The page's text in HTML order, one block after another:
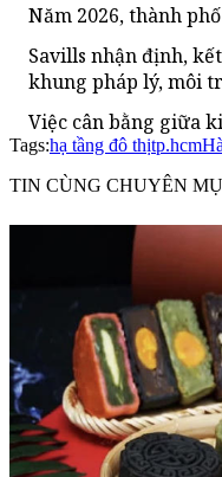
Năm 2026, thành
Savills nhận định,
khung pháp lý, môi
Việc cân bằng giữa
Tags:hạ tầng đô thịtp.hcm
TIN CÙNG CHUYÊN